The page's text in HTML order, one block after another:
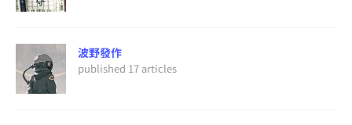
波野發作
published 17 articles